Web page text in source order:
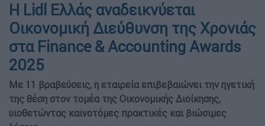
Η Lidl Ελλάς αναδεικνύεται
Οικονομική Διεύθυνση της Χρονιάς
στα Finance & Accounting Awards
2025
Με 11 βραβεύσεις, η εταιρεία επιβεβαιώνει την ηγετική
της θέση στον τομέα της Οικονομικής Διοίκησης,
υιοθετώντας καινοτόμες πρακτικές και βιώσιμες